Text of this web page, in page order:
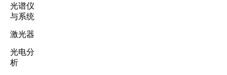
光谱仪
与系统
激光器
光电分
析